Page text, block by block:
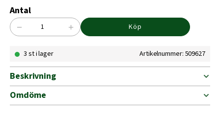
Antal
Murfärg
svart
mängd
− + Köp
3 st i lager Artikelnummer: 509627
Beskrivning
Omdöme